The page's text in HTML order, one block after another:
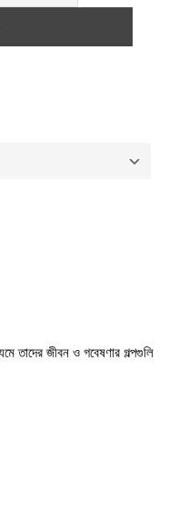
তাদের জীবন ও গবেষণার গল্পগুলি